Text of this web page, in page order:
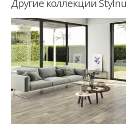
Другие коллекции